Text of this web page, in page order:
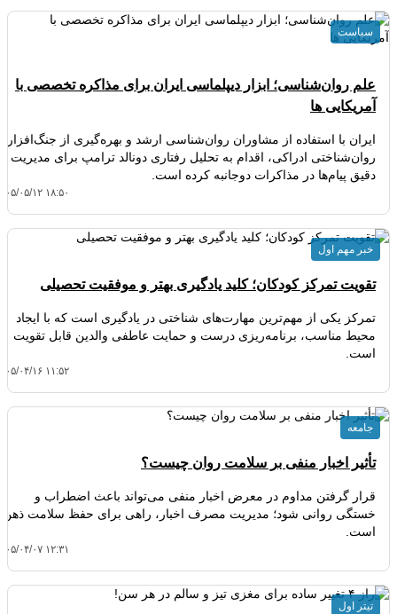
علم روان‌شناسی؛ ابزار دیپلماسی ایران برای مذاکره تخصصی با
آمریکایی ها
ایران با استفاده از مشاوران روان‌شناسی ارشد و بهره‌گیری از جنگ‌افزار
روان‌شناختی ادراکی، اقدام به تحلیل رفتاری دونالد ترامپ برای مدیریت
دقیق پیام‌ها در مذاکرات دوجانبه کرده است.
۱۴۰۵/۰۵/۱۲
سیاست
تقویت تمرکز کودکان؛ کلید یادگیری بهتر و موفقیت تحصیلی
تمرکز یکی از مهم‌ترین مهارت‌های شناختی در یادگیری است که با ایجاد
محیط مناسب، برنامه‌ریزی درست و حمایت عاطفی والدین قابل تقویت
است.
۱۴۰۵/۰۴/۱۶
خبر مهم اول
تأثیر اخبار منفی بر سلامت روان چیست؟
قرار گرفتن مداوم در معرض اخبار منفی می‌تواند باعث اضطراب و
خستگی روانی شود؛ مدیریت مصرف اخبار، راهی برای حفظ سلامت ذهن
است.
۱۴۰۵/۰۴/۰۷
جامعه
تیتر اول